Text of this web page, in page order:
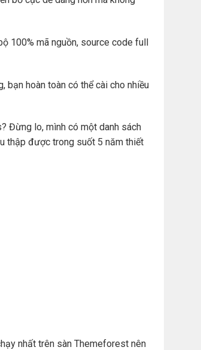
100% mã nguồn, source code full
hoàn toàn có thể cài cho nhiều
Đừng lo, mình có một danh sách
thập được trong suốt 5 năm thiết
nhất trên sàn Themeforest nên